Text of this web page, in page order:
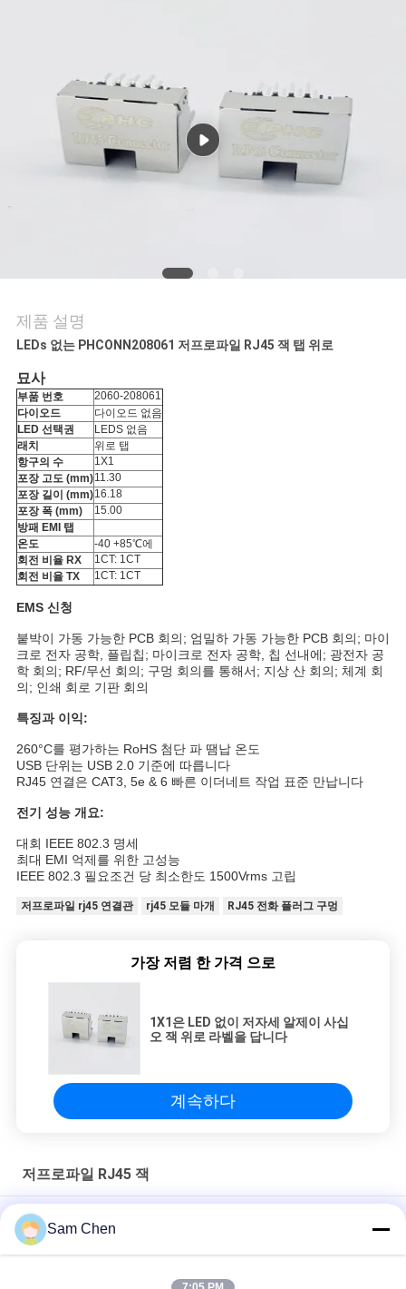
세
VR
SHOW
사
이
트
맵
PRIVACY
POLICY
제품 설명
LEDs 없는 PHCONN208061 저프로파일 RJ45 잭 탭 위로
묘사
부품 번호
2060-208061
다이오드
다이오드 없음
LED 선택권
LEDS 없음
래치
위로 탭
항구의 수
1X1
포장 고도 (mm)11.30
포장 길이 (mm)16.18
포장 폭 (mm)
15.00
방패 EMI 탭
온도
-40 +85℃에
회전 비율 RX
1CT: 1CT
회전 비율 TX
1CT: 1CT
EMS 신청
붙박이 가동 가능한 PCB 회의; 엄밀하 가동 가능한 PCB 회의; 마이
크로 전자 공학, 플립칩; 마이크로 전자 공학, 칩 선내에; 광전자 공
학 회의; RF/무선 회의; 구멍 회의를 통해서; 지상 산 회의; 체계 회
의; 인쇄 회로 기판 회의
특징과 이익:
260°C를 평가하는 RoHS 첨단 파 땜납 온도
USB 단위는 USB 2.0 기준에 따릅니다
RJ45 연결은 CAT3, 5e & 6 빠른 이더네트 작업 표준 만납니다
전기 성능 개요:
대회 IEEE 802.3 명세
최대 EMI 억제를 위한 고성능
IEEE 802.3 필요조건 당 최소한도 1500Vrms 고립
저프로파일 rj45 연결관 rj45 모듈 마개 RJ45 전화 플러그 구멍
가장 저렴 한 가격 으로
1X1은 LED 없이 저자세 알제이 사십
오 잭 위로 라벨을 답니다
계속하다
저프로파일 RJ45 잭
단 하나 항구 RJ45 잭 저프로파일 여성 잭의 탭 - 위로 보호하는에
저프로파일 RJ45 여성 잭 8P8C 침몰 널, 보호되는 HF 제품
Sam Chen